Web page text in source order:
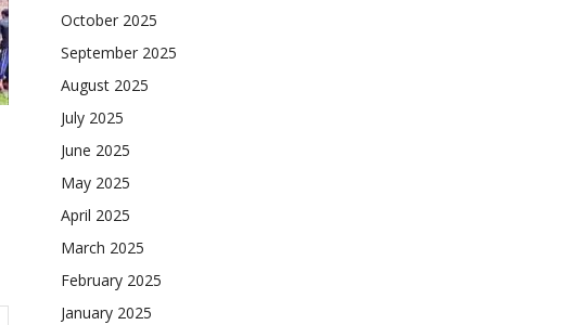
October 2025
September 2025
August 2025
July 2025
June 2025
May 2025
April 2025
March 2025
February 2025
January 2025